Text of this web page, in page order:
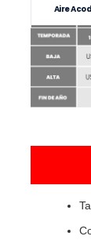
Aire